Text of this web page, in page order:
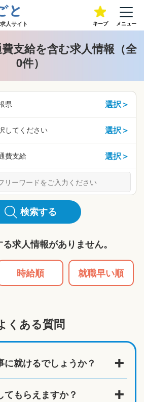
人サイト キープ メニュー
費支給を含む求人情報（全
0件）
県 選択＞
してください 選択＞
費支給 選択＞
検索する
求人情報がありません。
時給順 就職早い順
くある質問
に就けるでしょうか？
てもらえますか？